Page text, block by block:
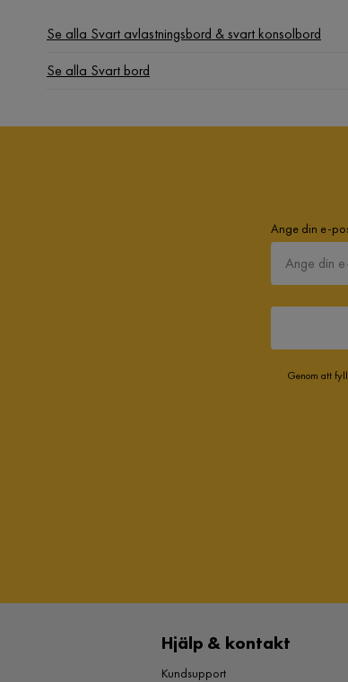
Se alla Svart avlastningsbord & svart konsolbord
Se alla Svart bord
Ange din e-
Genom att
Hjälp & kontakt
Kundsupport